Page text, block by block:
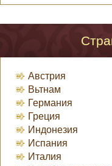
Австрия
Вьтнам
Германия
Греция
Индонезия
Испания
Италия